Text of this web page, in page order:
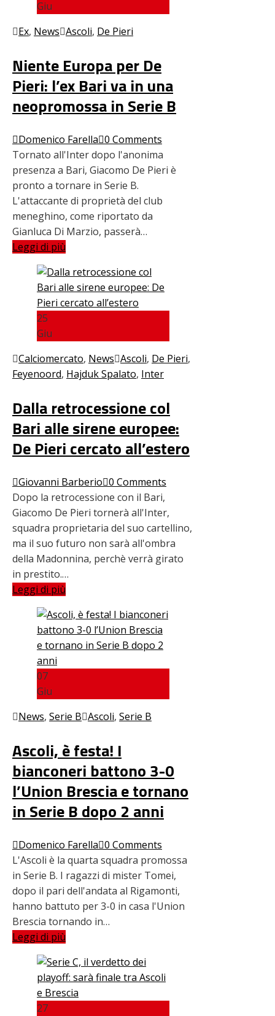
Giu
Ex, News Ascoli, De Pieri
Niente Europa per De
Pieri: l’ex Bari va in una
neopromossa in Serie B
Domenico Farella 0 Comments
Tornato all'Inter dopo l'anonima
presenza a Bari, Giacomo De Pieri è
pronto a tornare in Serie B.
L'attaccante di proprietà del club
meneghino, come riportato da
Gianluca Di Marzio, passerà…
Leggi di più
25
Giu
Calciomercato, News Ascoli, De Pieri,
Feyenoord, Hajduk Spalato, Inter
Dalla retrocessione col
Bari alle sirene europee:
De Pieri cercato all’estero
Giovanni Barberio 0 Comments
Dopo la retrocessione con il Bari,
Giacomo De Pieri tornerà all'Inter,
squadra proprietaria del suo cartellino,
ma il suo futuro non sarà all'ombra
della Madonnina, perchè verrà girato
in prestito.…
Leggi di più
07
Giu
News, Serie B Ascoli, Serie B
Ascoli, è festa! I
bianconeri battono 3-0
l’Union Brescia e tornano
in Serie B dopo 2 anni
Domenico Farella 0 Comments
L'Ascoli è la quarta squadra promossa
in Serie B. I ragazzi di mister Tomei,
dopo il pari dell'andata al Rigamonti,
hanno battuto per 3-0 in casa l'Union
Brescia tornando in…
Leggi di più
27